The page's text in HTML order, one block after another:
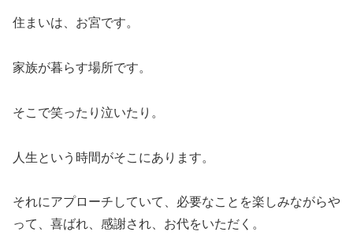
住まいは、お宮です。
家族が暮らす場所です。
そこで笑ったり泣いたり。
人生という時間がそこにあります。
それにアプローチしていて、必要なことを楽しみながらや
って、喜ばれ、感謝され、お代をいただく。